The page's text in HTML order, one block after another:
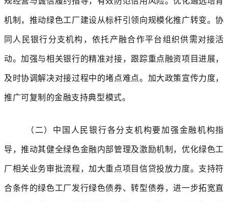
机制，推动绿色工厂建设从标杆引领向规模化推广转变。协
同人民银行分支机构，依托产融合作平台组织供需对接活
动。加强与相关银行的精准对接，跟踪重点融资项目进展，
及时协调解决对接过程中的堵点难点。加大政策宣传力度，
推广可复制的金融支持典型模式。
（二）中国人民银行各分支机构要加强金融机构指
导，推动其健全绿色金融内部管理及激励机制，优化绿色工
厂相关业务审批流程，加大重点项目信贷投放力度。支持符
合条件的绿色工厂发行绿色债券、转型债券，进一步拓宽直